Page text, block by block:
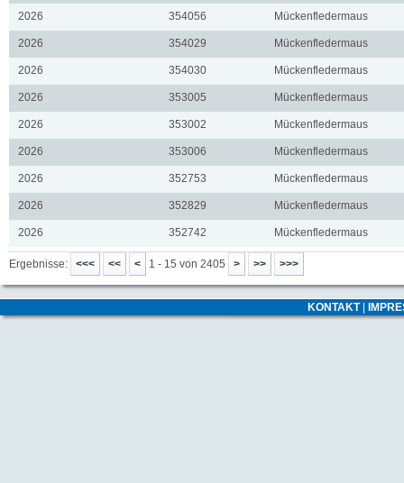
2026 354056 Mückenfledermaus
2026 354029 Mückenfledermaus
2026 354030 Mückenfledermaus
2026 353005 Mückenfledermaus
2026 353002 Mückenfledermaus
2026 353006 Mückenfledermaus
2026 352753 Mückenfledermaus
2026 352829 Mückenfledermaus
2026 352742 Mückenfledermaus
Ergebnisse: 1 - 15 von 2405
KONTAKT|